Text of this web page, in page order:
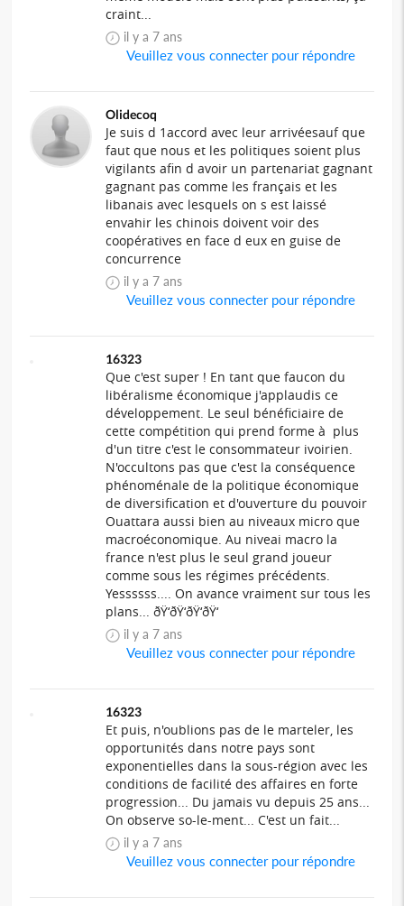
craint...
il y a 7 ans
Veuillez vous connecter pour répondre
Olidecoq
Je suis d 1accord avec leur arrivéesauf que
faut que nous et les politiques soient plus
vigilants afin d avoir un partenariat gagnant
gagnant pas comme les français et les
libanais avec lesquels on s est laissé
envahir les chinois doivent voir des
coopératives en face d eux en guise de
concurrence
il y a 7 ans
Veuillez vous connecter pour répondre
16323
Que c'est super ! En tant que faucon du
libéralisme économique j'applaudis ce
développement. Le seul bénéficiaire de
cette compétition qui prend forme à plus
d'un titre c'est le consommateur ivoirien.
N'occultons pas que c'est la conséquence
phénoménale de la politique économique
de diversification et d'ouverture du pouvoir
Ouattara aussi bien au niveaux micro que
macroéconomique. Au niveai macro la
france n'est plus le seul grand joueur
comme sous les régimes précédents.
Yessssss.... On avance vraiment sur tous les
plans... ðŸ‘ðŸ‘ðŸ‘ðŸ‘
il y a 7 ans
Veuillez vous connecter pour répondre
16323
Et puis, n'oublions pas de le marteler, les
opportunités dans notre pays sont
exponentielles dans la sous-région avec les
conditions de facilité des affaires en forte
progression... Du jamais vu depuis 25 ans...
On observe so-le-ment... C'est un fait...
il y a 7 ans
Veuillez vous connecter pour répondre